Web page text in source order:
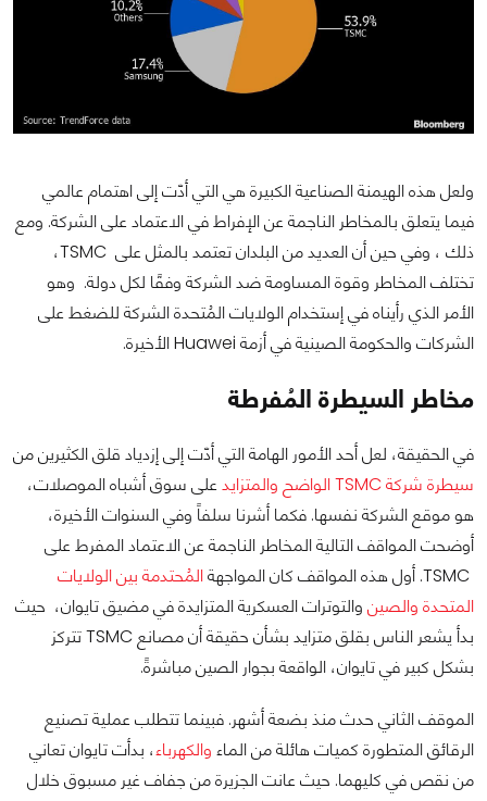
ولعل هذه الهيمنة الصناعية الكبيرة هي التي أدّت إلى اهتمام عالمي
فيما يتعلق بالمخاطر الناجمة عن الإفراط في الاعتماد على الشركة. ومع
ذلك ، وفي حين أن العديد من البلدان تعتمد بالمثل على TSMC،
تختلف المخاطر وقوة المساومة ضد الشركة وفقًا لكل دولة. وهو
الأمر الذي رأيناه في إستخدام الولايات المُتحدة الشركة للضغط على
الشركات والحكومة الصينية في أزمة Huawei الأخيرة.
مخاطر السيطرة المُفرطة
في الحقيقة، لعل أحد الأمور الهامة التي أدّت إلى إزدياد قلق الكثيرين من
سيطرة شركة TSMC الواضح والمتزايد
على سوق أشباه الموصلات،
هو موقع الشركة نفسها. فكما أشرنا سلفاً وفي السنوات الأخيرة،
أوضحت المواقف التالية المخاطر الناجمة عن الاعتماد المفرط على
المُحتدمة بين الولايات
المتحدة والصين والتوترات العسكرية المتزايدة في مضيق تايوان، حيث
بدأ يشعر الناس بقلق متزايد بشأن حقيقة أن مصانع TSMC تتركز
بشكل كبير في تايوان، الواقعة بجوار الصين مباشرةً.
الموقف الثاني حدث منذ بضعة أشهر. فبينما تتطلب عملية تصنيع
الرقائق المتطورة كميات هائلة من الماء والكهرباء، بدأت تايوان تعاني
من نقص في كليهما. حيث عانت الجزيرة من جفاف غير مسبوق خلال